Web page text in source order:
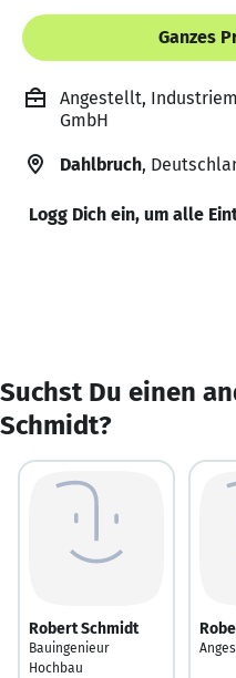
Ganzes
Angestellt,
GmbH
Dahlbruch,
Logg Dich ein, um alle
Suchst Du einen
Schmidt?
Robert Schmidt
Bauingenieur
Hochbau